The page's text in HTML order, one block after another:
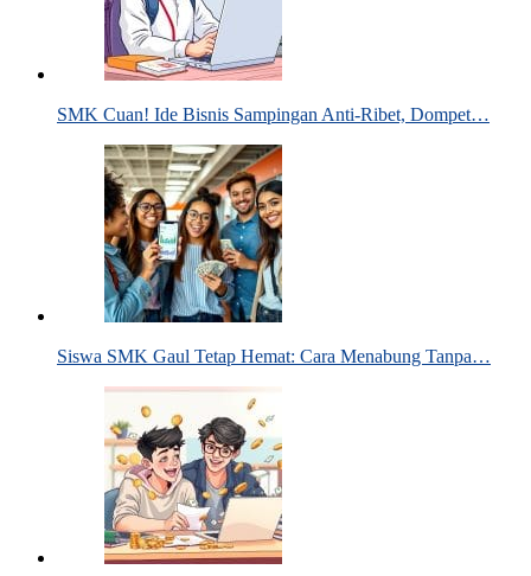
SMK Cuan! Ide Bisnis Sampingan Anti-Ribet, Dompet…
Siswa SMK Gaul Tetap Hemat: Cara Menabung Tanpa…